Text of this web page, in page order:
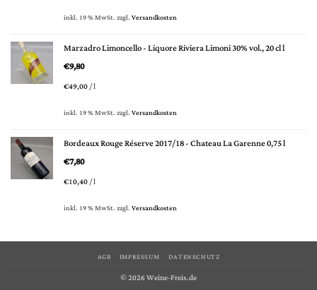
inkl. 19 % MwSt.zzgl.Versandkosten
Marzadro Limoncello - Liquore Riviera Limoni 30% vol., 20 cl l
€9,80
€49,00/l
inkl. 19 % MwSt.zzgl.Versandkosten
Bordeaux Rouge Réserve 2017/18 - Chateau La Garenne 0,75 l
€7,80
€10,40/l
inkl. 19 % MwSt.zzgl.Versandkosten
AGB IMPRESSUM DATENSCHUTZ
© 2026 Weine-Freis.de